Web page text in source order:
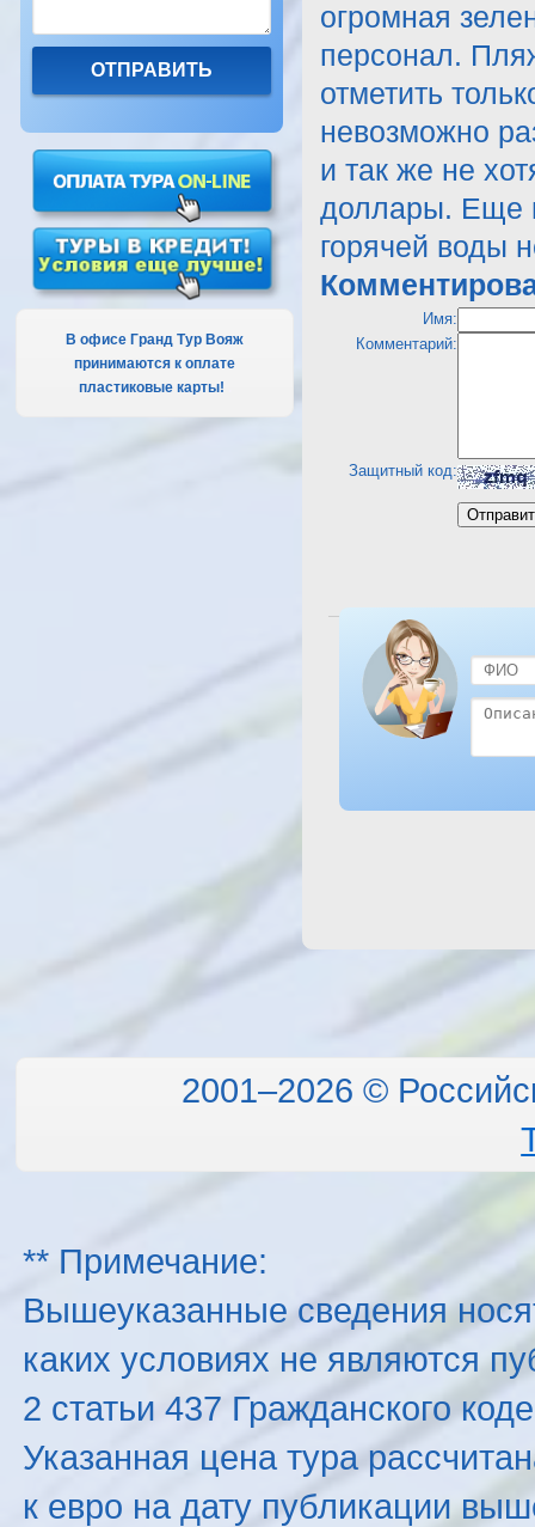
В офисе Гранд Тур Вояж
принимаются к оплате
пластиковые карты!
огромная
персонал.
отметить
невозможно
и так же не
доллары. Еще
горячей воды
Имя:
Комментарий:
Защитный код:
Посмотреть отель Lilly
2001–2026 ©
** Примечание:
Вышеуказанные сведения
каких условиях не являются
2 статьи 437 Гражданского
Указанная цена тура
к евро на дату публикации